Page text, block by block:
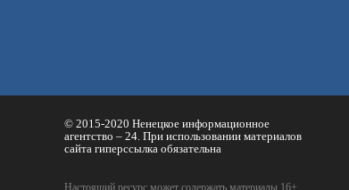
© 2015-2020 Ненецкое информационное
агентство – 24. При использовании материалов
сайта гиперссылка обязательна
Настоящий ресурс может содержать материалы 16+